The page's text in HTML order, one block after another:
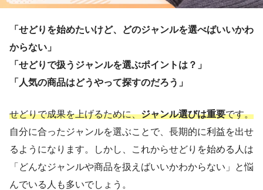
「せどりを始めたいけど、どのジャンルを選べばいいかわ
からない」
「せどりで扱うジャンルを選ぶポイントは？」
「人気の商品はどうやって探すのだろう」
せどりで成果を上げるために、ジャンル選びは重要です。
自分に合ったジャンルを選ぶことで、長期的に利益を出せ
るようになります。しかし、これからせどりを始める人は
「どんなジャンルや商品を扱えばいいかわからない」と悩
んでいる人も多いでしょう。